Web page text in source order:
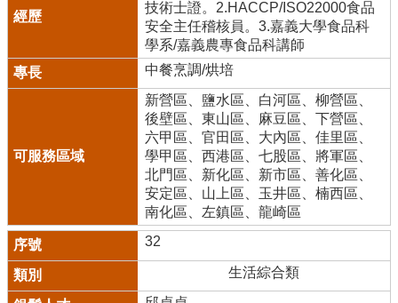
技術士證。2.HACCP/ISO22000食品
安全主任稽核員。3.嘉義大學食品科
學系/嘉義農專食品科講師
中餐烹調/烘培
新營區、鹽水區、白河區、柳營區、
後壁區、東山區、麻豆區、下營區、
六甲區、官田區、大內區、佳里區、
學甲區、西港區、七股區、將軍區、
北門區、新化區、新市區、善化區、
安定區、山上區、玉井區、楠西區、
南化區、左鎮區、龍崎區
32
生活綜合類